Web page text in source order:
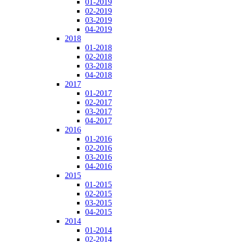
01-2019
02-2019
03-2019
04-2019
2018
01-2018
02-2018
03-2018
04-2018
2017
01-2017
02-2017
03-2017
04-2017
2016
01-2016
02-2016
03-2016
04-2016
2015
01-2015
02-2015
03-2015
04-2015
2014
01-2014
02-2014